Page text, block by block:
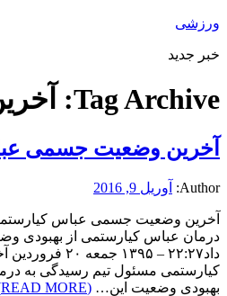
ورزشی
خبر جدید
Tag Archive:
آخرین وضعیت جسمی
Author: آوریل 9, 2016
آخرین وضعیت جسمی عباس
درمان عباس کیارستمی از بهبودی
داد۲۲:۲۷ –
کیارستمی مسئول تیم رسیدگی به
بهبودی وضعیت این… (READ MORE)